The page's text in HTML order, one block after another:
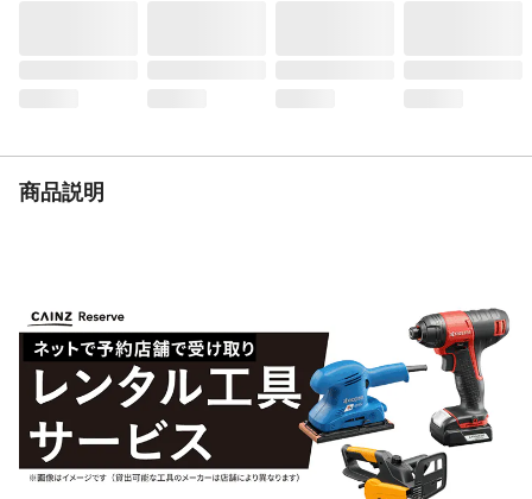
商品説明